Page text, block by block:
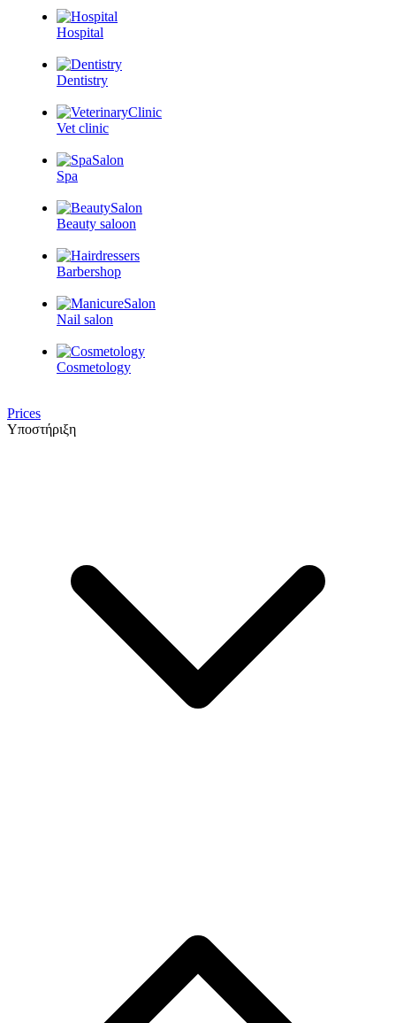
Hospital
Dentistry
Vet clinic
Spa
Beauty saloon
Barbershop
Nail salon
Cosmetology
Prices
Υποστήριξη